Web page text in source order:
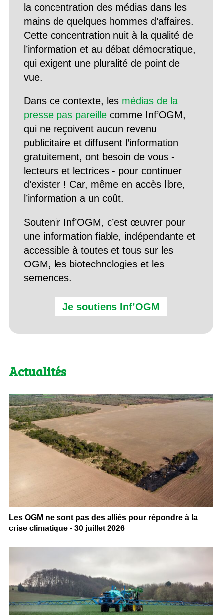
la concentration des médias dans les
mains de quelques hommes d’affaires.
Cette concentration nuit à la qualité de
l’information et au débat démocratique,
qui exigent une pluralité de point de
vue.
Dans ce contexte, les médias de la
presse pas pareillecomme Inf’OGM,
qui ne reçoivent aucun revenu
publicitaire et diffusent l’information
gratuitement, ont besoin de vous -
lecteurs et lectrices - pour continuer
d’exister ! Car, même en accès libre,
l’information a un coût.
Soutenir Inf’OGM, c’est œuvrer pour
une information fiable, indépendante et
accessible à toutes et tous sur les
OGM, les biotechnologies et les
semences.
Je soutiens Inf’OGM
Actualités
Les OGM ne sont pas des alliés pour répondre à la
crise climatique - 30 juillet 2026